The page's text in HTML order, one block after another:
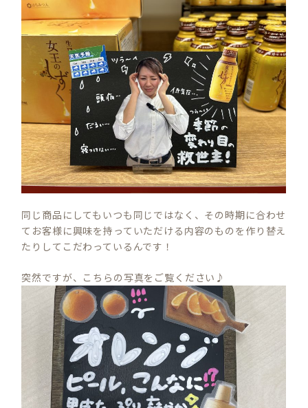
同じ商品にしてもいつも同じではなく、その時期に合わせ
てお客様に興味を持っていただける内容のものを作り替え
たりしてこだわっているんです！
突然ですが、こちらの写真をご覧ください♪